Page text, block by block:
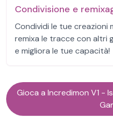
Condivisione e
Condividi le tue creazioni
remixa le tracce con altri
e migliora le tue capacità!
Gioca a Incredimon V1 -